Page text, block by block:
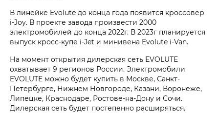
В линейке Evolute до конца года появится кроссовер
i-Joy. В проекте завода произвести 2000
электромобилей до конца 2022г. В 2023г планируется
выпуск кросс-купе i-Jet и минивена Evolute i-Van.
На момент открытия дилерская сеть EVOLUTE
охватывает 9 регионов России. Электромобили
EVOLUTE можно будет купить в Москве, Санкт-
Петербурге, Нижнем Новгороде, Казани, Воронеже,
Липецке, Краснодаре, Ростове-на-Дону и Сочи.
Дилерская сеть будет постепенно расширяться.